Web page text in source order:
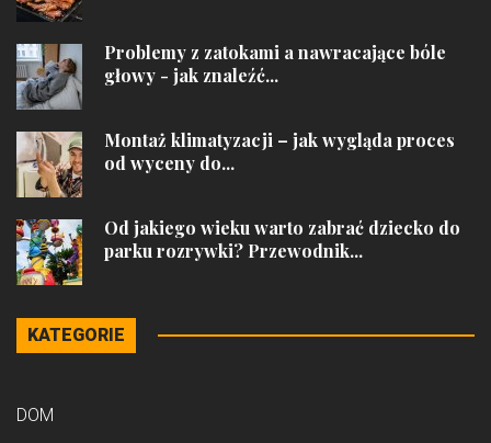
Problemy z zatokami a nawracające bóle
głowy - jak znaleźć...
Montaż klimatyzacji – jak wygląda proces
od wyceny do...
Od jakiego wieku warto zabrać dziecko do
parku rozrywki? Przewodnik...
KATEGORIE
DOM